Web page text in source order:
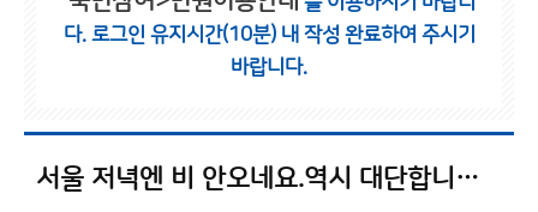
다. 로그인 유지시간(10분) 내 작성 완료하여 주시기
바랍니다.
서울 저녁엔 비 안오네요.역시 대단합니다 ㅋ